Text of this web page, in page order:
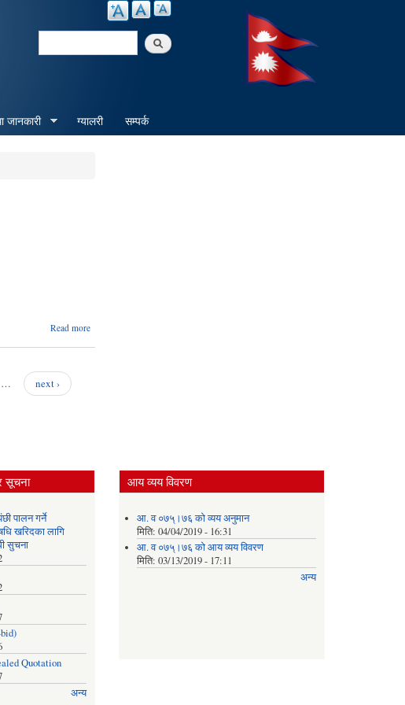
Search
जानकारी ग्यालरी सम्पर्क
Read more
…
next ›
सूचना
पालन गर्ने
खरिदका लागि
सुचना
Quotation
अन्य
आय व्यय विवरण
आ. व ०७५्।७६ को व्यय अनुमान
मिति:04/04/2019 - 16:31
आ. व ०७५्।७६ को आय व्यय विवरण
मिति:03/13/2019 - 17:11
अन्य